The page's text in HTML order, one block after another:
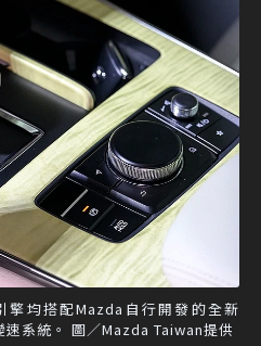
擎均搭配Mazda自行開發的全新
速系統。 圖／Mazda Taiwan提供